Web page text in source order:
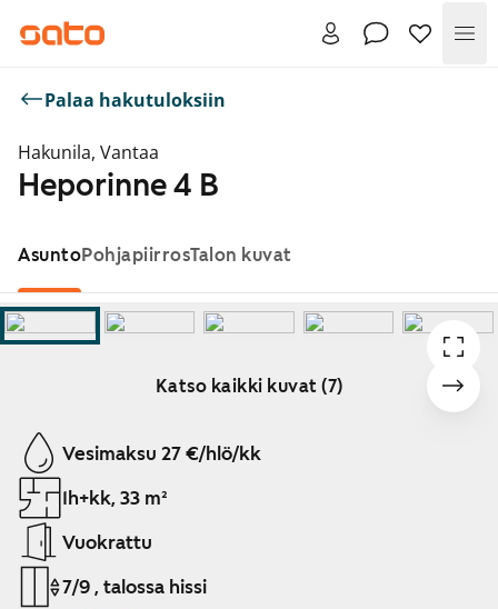
Palaa hakutuloksiin
Hakunila, Vantaa
Heporinne 4 B
AsuntoPohjapiirrosTalon kuvat
Katso kaikki kuvat (7)
Näytetään dia 1 / 7
Vesimaksu 27 €/hlö/kk
1h+kk, 33 m²
Vuokrattu
7/9 , talossa hissi